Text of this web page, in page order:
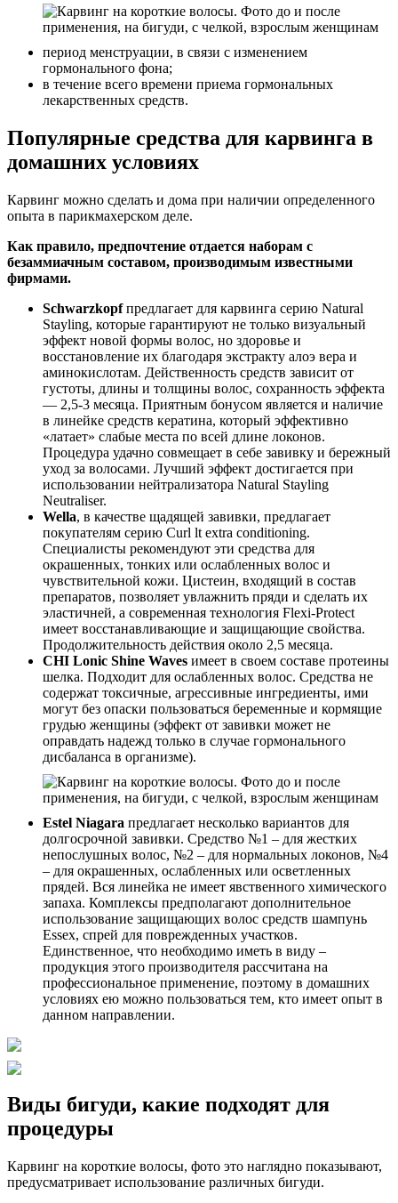
период менструации, в связи с изменением
гормонального фона;
в течение всего времени приема гормональных
лекарственных средств.
Популярные средства для карвинга в
домашних условиях
Карвинг можно сделать и дома при наличии определенного
опыта в парикмахерском деле.
Как правило, предпочтение отдается наборам с
безаммиачным составом, производимым известными
фирмами.
Schwarzkopfпредлагает для карвинга серию Natural
Stayling, которые гарантируют не только визуальный
эффект новой формы волос, но здоровье и
восстановление их благодаря экстракту алоэ вера и
аминокислотам. Действенность средств зависит от
густоты, длины и толщины волос, сохранность эффекта
— 2,5-3 месяца. Приятным бонусом является и наличие
в линейке средств кератина, который эффективно
«латает» слабые места по всей длине локонов.
Процедура удачно совмещает в себе завивку и бережный
уход за волосами. Лучший эффект достигается при
использовании нейтрализатора Natural Stayling
Neutraliser.
Wella, в качестве щадящей завивки, предлагает
покупателям серию Curl lt extra conditioning.
Специалисты рекомендуют эти средства для
окрашенных, тонких или ослабленных волос и
чувствительной кожи. Цистеин, входящий в состав
препаратов, позволяет увлажнить пряди и сделать их
эластичней, а современная технология Flexi-Protect
имеет восстанавливающие и защищающие свойства.
Продолжительность действия около 2,5 месяца.
CHI Lonic Shine Waves имеет в своем составе протеины
шелка. Подходит для ослабленных волос. Средства не
содержат токсичные, агрессивные ингредиенты, ими
могут без опаски пользоваться беременные и кормящие
грудью женщины (эффект от завивки может не
оправдать надежд только в случае гормонального
дисбаланса в организме).
Estel Niagara предлагает несколько вариантов для
долгосрочной завивки. Средство №1 – для жестких
непослушных волос, №2 – для нормальных локонов, №4
– для окрашенных, ослабленных или осветленных
прядей. Вся линейка не имеет явственного химического
запаха. Комплексы предполагают дополнительное
использование защищающих волос средств шампунь
Essex, спрей для поврежденных участков.
Единственное, что необходимо иметь в виду –
продукция этого производителя рассчитана на
профессиональное применение, поэтому в домашних
условиях ею можно пользоваться тем, кто имеет опыт в
данном направлении.
Виды бигуди, какие подходят для
процедуры
Карвинг на короткие волосы, фото это наглядно показывают,
предусматривает использование различных бигуди.